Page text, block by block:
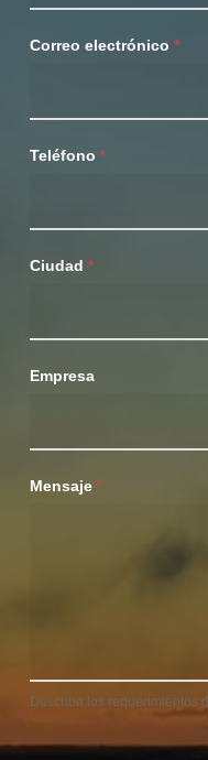
vapor
Correo electrónico *
Teléfono *
Ciudad *
Empresa
Mensaje *
Describa los requerimientos